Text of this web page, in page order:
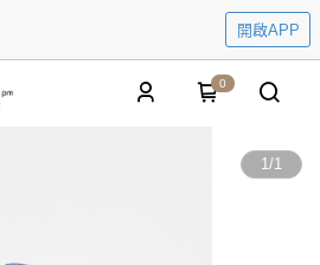
開啟APP
0
1/1